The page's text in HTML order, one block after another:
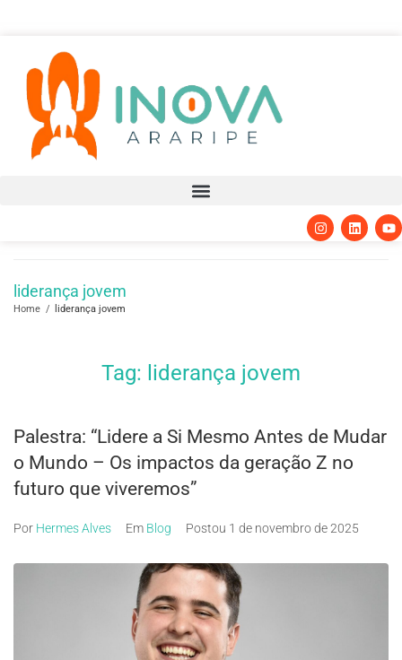
liderança jovem
Home / liderança jovem
Tag: liderança jovem
Palestra: “Lidere a Si Mesmo Antes de Mudar
o Mundo – Os impactos da geração Z no
futuro que viveremos”
Por Hermes Alves Em Blog Postou 1 de novembro de 2025